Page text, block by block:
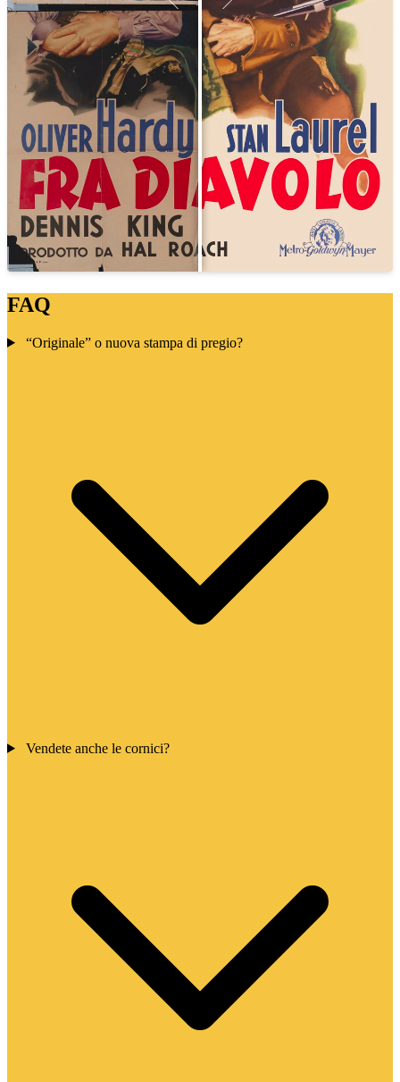
FAQ
“Originale” o nuova stampa di pregio?
Vendete anche le cornici?